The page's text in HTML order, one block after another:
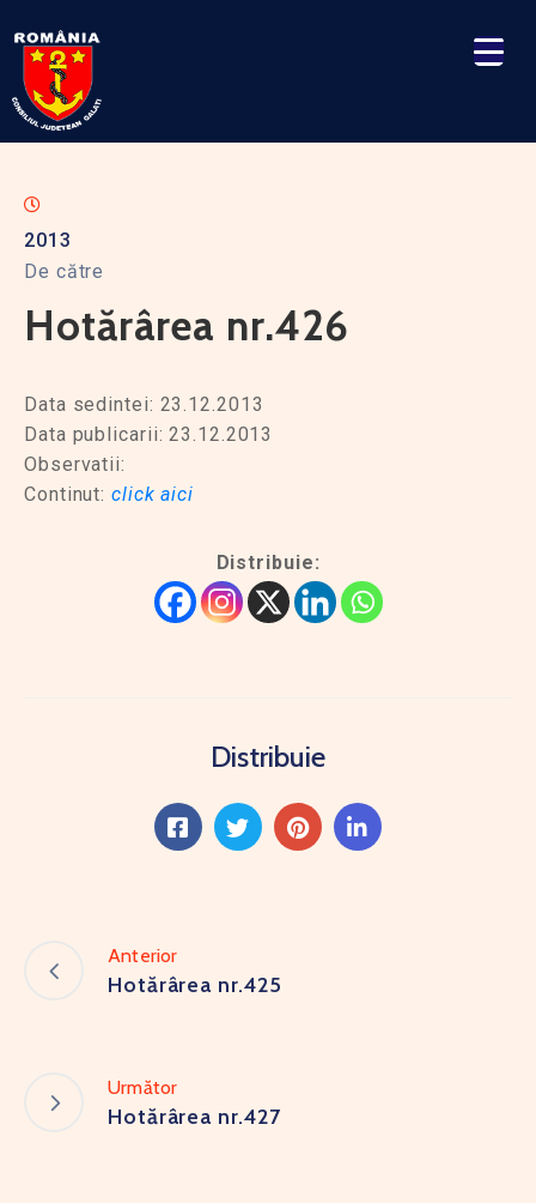
2013
De către
Hotărârea nr.426
Data sedintei: 23.12.2013
Data publicarii: 23.12.2013
Observatii:
Continut: click aici
Distribuie:
Distribuie
Anterior
Hotărârea nr.425
Următor
Hotărârea nr.427